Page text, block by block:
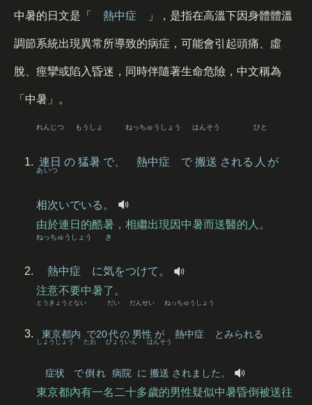
中暑的日文是「 熱中症 」，是指在高溫下因身體體溫
調節系統出現異常所導致的病症，可能會引起頭痛、虛
脫、痙攣或陷入昏迷，同時伴隨著生命危險，中文稱為
「中暑」。
連日
れんじつ
の 猛暑
もうしょ
で、 熱中症
ねっちゅうしょう
で 搬送
はんそう
される 人
ひと
が
相次
あいつ
いでいる。
由於連日的酷暑，相繼出現因中暑而送醫的人。
熱中症
ねっちゅうしょう
に気
き
をつけて。
注意不要中暑了。
東京都内
とうきょうとない
で20代
だい
の 男性
だんせい
が 熱中症
ねっちゅうしょう
とみられる
症状
しょうじょう
で倒
たお
れ 病院
びょういん
に 搬送
はんそう
されました。
東京都內有一名二十多歲的男性疑似中暑昏倒被送往